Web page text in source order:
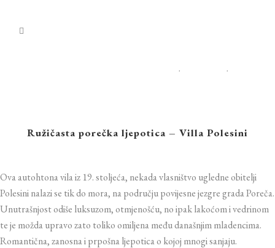
,
,
Ružičasta porečka ljepotica – Villa Polesini
Ovaautohtona vila iz 19. stoljeća, nekada vlasništvo ugledne obitelji
Polesini nalazi se tik do mora, na području povijesne jezgre grada Poreča.
Unutrašnjost odiše luksuzom, otmjenošću, no ipak lakoćom i vedrinom
te je možda upravo zato toliko omiljena među današnjim mladencima.
Romantična, zanosna i prpošna ljepotica o kojoj mnogi sanjaju.